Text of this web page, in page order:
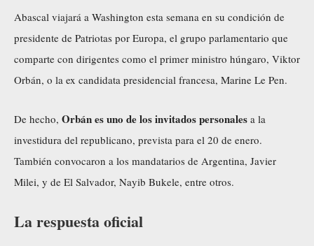
Abascal viajará a Washington esta semana en su condición de
presidente de Patriotas por Europa, el grupo parlamentario que
comparte con dirigentes como el primer ministro húngaro, Viktor
Orbán, o la ex candidata presidencial francesa, Marine Le Pen.
De hecho, Orbán es uno de los invitados personales a la
investidura del republicano, prevista para el 20 de enero.
También convocaron a los mandatarios de Argentina, Javier
Milei, y de El Salvador, Nayib Bukele, entre otros.
La respuesta oficial